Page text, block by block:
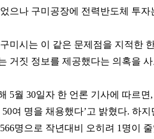
으나 구미공장에 전력반도체 투
미시는 이 같은 문제점을 지적한
거짓 정보를 제공했다는 의혹을
5월 30일자 한 언론 기사에 따르
50여 명을 채용했다’고 밝혔다. 하
명으로 작년대비 오히려 1명이